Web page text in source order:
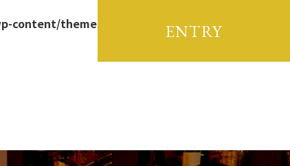
content/themes/hirokoshi-
ENTRY